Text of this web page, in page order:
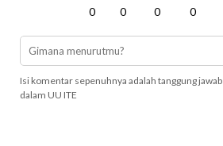
0 0 0 0
Isi komentar sepenuhnya adalah tanggung
dalam UU ITE